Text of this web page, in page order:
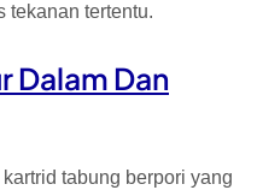
tekanan tertentu.
Dalam Dan
tabung berpori yang